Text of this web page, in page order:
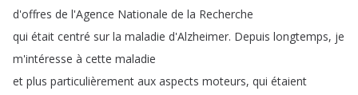
d'offres de l'Agence Nationale de la Recherche
qui était centré sur la maladie d'Alzheimer. Depuis longtemps, je
m'intéresse à cette maladie
et plus particulièrement aux aspects moteurs, qui étaient